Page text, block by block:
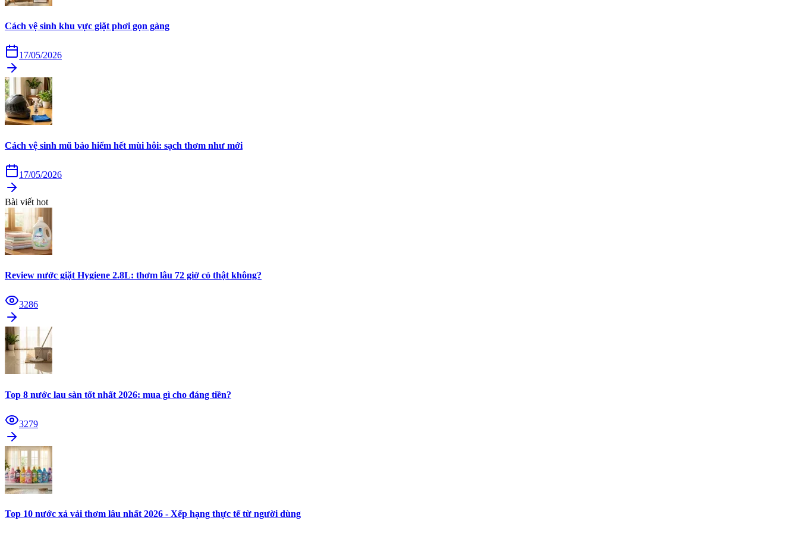
Cách vệ sinh khu vực giặt phơi gọn gàng
17/05/2026
Cách vệ sinh mũ bảo hiểm hết mùi hôi: sạch thơm như mới
17/05/2026
Bài viết hot
Review nước giặt Hygiene 2.8L: thơm lâu 72 giờ có thật không?
3286
Top 8 nước lau sàn tốt nhất 2026: mua gì cho đáng tiền?
3279
Top 10 nước xả vải thơm lâu nhất 2026 - Xếp hạng thực tế từ người dùng